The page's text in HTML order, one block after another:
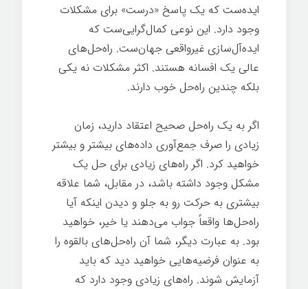
ایده‌ست که یک پاسخ «درست» برای مشکلات
وجود دارد. این نوعی کمال‌گرایی‌ست که
ایده‌آل‌سازی غیرواقعی جهان‌ست. راه‌حل‌های
عالی یک افسانه هستند. اکثر مشکلات نه یکی
بلکه چندین راه‌حل خوب دارند.
اگر به یک راه‌حل صحیح اعتقاد دارید، زمان
زیادی را صرف جمع‌آوری داده‌های بیشتر و بیشتر
خواهید کرد. اگر راه‌های زیادی برای حل یک
مشکل وجود داشته باشد، در مقابل، شما علاقه
بیشتری به حرکت رو به جلو و دیدن اینکه آیا
راه‌حل‌ها واقعاً جواب می‌دهند یا خیر، خواهید
بود. به عبارت دیگر، شما آن راه‌حل‌های بالقوه را
به عنوان فرضیه‌هایی خواهید دید که باید
آزمایش شوند. راه‌های زیادی وجود دارد که